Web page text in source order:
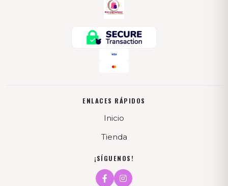
ENLACES RÁPIDOS
Inicio
Tienda
¡SÍGUENOS!